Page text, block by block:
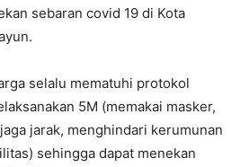
sebaran covid 19 di Kota
selalu mematuhi protokol
5M (memakai masker,
jarak, menghindari kerumunan
sehingga dapat menekan